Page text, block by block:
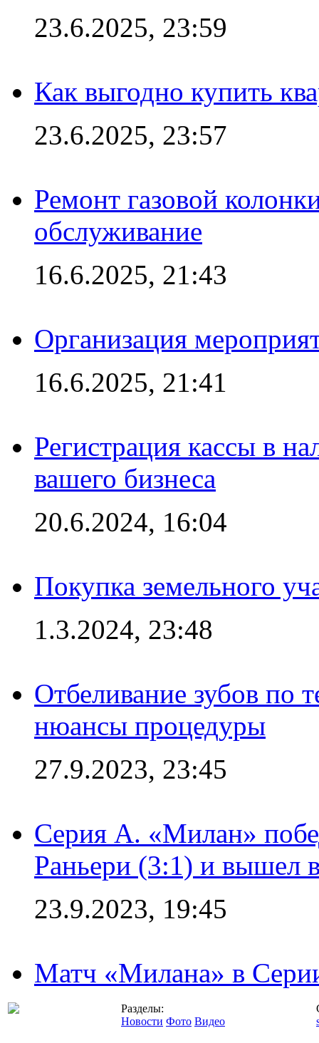
23.6.2025, 23:59
Как выгодно купить
23.6.2025, 23:57
Ремонт газовой
обслуживание
16.6.2025, 21:43
Организация
16.6.2025, 21:41
Регистрация кассы в
вашего бизнеса
20.6.2024, 16:04
Покупка земельного
1.3.2024, 23:48
Отбеливание зубов по
нюансы процедуры
27.9.2023, 23:45
Серия А. «Милан»
Раньери (3:1) и вышел
23.9.2023, 19:45
Матч «Милана» в
Разделы:
Новости Фото Видео